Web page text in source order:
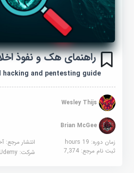
راهنمای هک و نفوذ
hacking and pentesting guide
Wesley Thijs
Brian McGee
زمان دوره: 19 hours
انتشار مرجع:
ثبت نام مرجع:7,374 شرکت:Udemy (یودمی)